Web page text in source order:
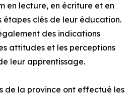
en lecture, en écriture et en
étapes clés de leur éducation.
des indications
attitudes et les perceptions
leur apprentissage.
de la province ont effectué les